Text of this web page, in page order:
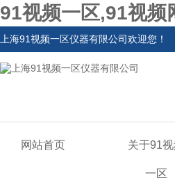
91视频一区,91视频
上海91视频一区仪器有限公司欢迎您！
网站首页 关于91
一区